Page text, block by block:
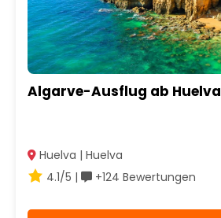
Algarve-Ausflug ab Huelva
Huelva | Huelva
4.1/5 |
+124 Bewertungen